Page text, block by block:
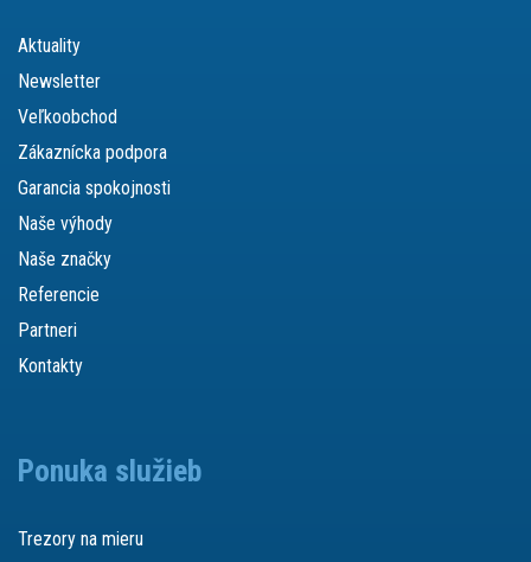
Aktuality
Newsletter
Veľkoobchod
Zákaznícka podpora
Garancia spokojnosti
Naše výhody
Naše značky
Referencie
Partneri
Kontakty
Ponuka služieb
Trezory na mieru